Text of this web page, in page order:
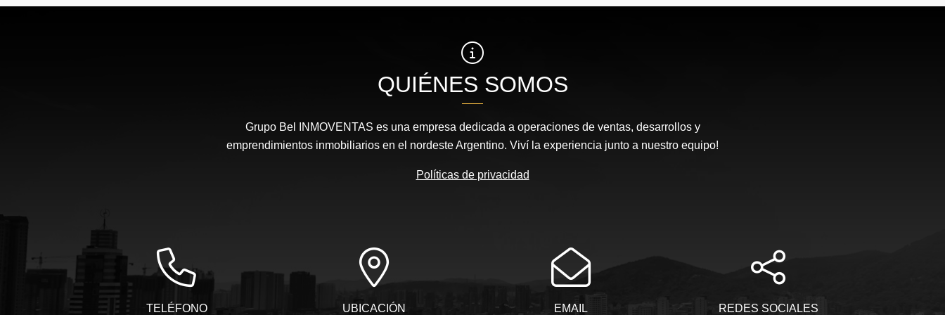
US$155,000
QUIÉNES SOMOS
Grupo Bel INMOVENTAS es una empresa dedicada a operaciones de ventas, desarrollos y
emprendimientos inmobiliarios en el nordeste Argentino. Viví la experiencia junto a nuestro equipo!
Políticas de privacidad
TELÉFONO UBICACIÓN EMAIL REDES SOCIALES